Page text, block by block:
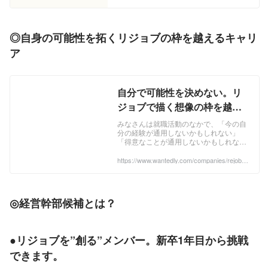
◎自身の可能性を拓くリジョブの枠を越えるキャリ
ア
自分で可能性を決めない。リ
ジョブで描く想像の枠を越え
るキャリアとは？ | 株式会社リ
ジョブ
みなさんは就職活動のなかで、「今の自
分の経験が通用しないかもしれない」
「得意なことが通用しないかもしれな
て私自身も、同じような迷いや不安を抱
https://www.wantedly.com/companies/rejob/p
◎経営幹部候補とは？
●リジョブを”創る”メンバー。新卒1年目から挑戦
できます。